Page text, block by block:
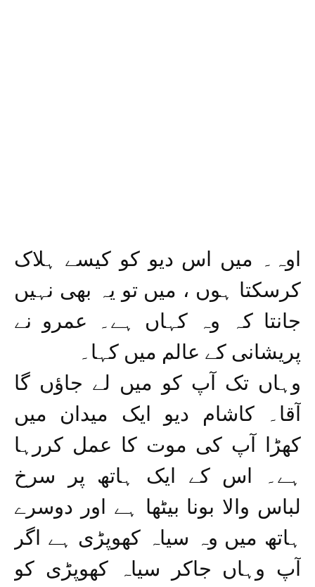
اوہ۔ میں اس دیو کو کیسے ہلاک
کرسکتا ہوں ، میں تو یہ بھی نہیں
جانتا کہ وہ کہاں ہے۔ عمرو نے
پریشانی کے عالم میں کہا۔
وہاں تک آپ کو میں لے جاؤں گا
آقا۔ کاشام دیو ایک میدان میں
کھڑا آپ کی موت کا عمل کررہا
ہے۔ اس کے ایک ہاتھ پر سرخ
لباس والا بونا بیٹھا ہے اور دوسرے
ہاتھ میں وہ سیاہ کھوپڑی ہے اگر
آپ وہاں جاکر سیاہ کھوپڑی کو